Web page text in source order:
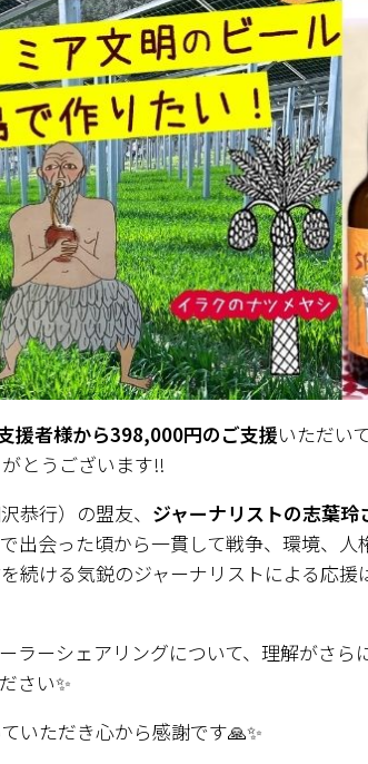
援者様から398,000円のご支援いただい
とうございます‼
恭行）の盟友、 ジャーナリストの志葉玲
出会った頃から一貫して戦争、環境、人
続ける気鋭のジャーナリストによる応援
ラーシェアリングについて、理解がさら
さい✨
いただき心から感謝です🙏✨